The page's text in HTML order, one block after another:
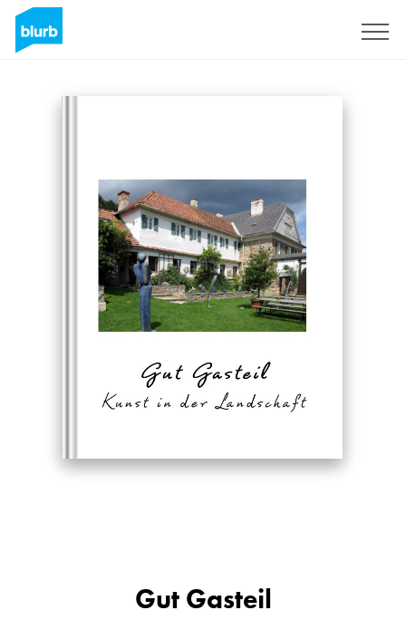
Gut Gasteil